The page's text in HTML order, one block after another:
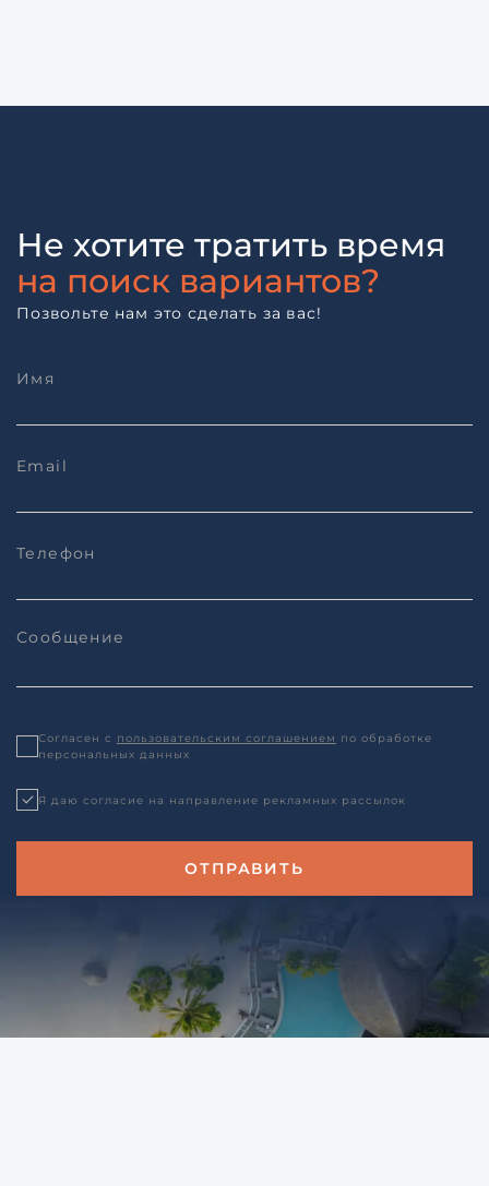
Не хотите тратить время
на поиск вариантов?
Позвольте нам это сделать за вас!
Согласен с пользовательским соглашением по обработке
персональных данных
Я даю согласие на направление рекламных рассылок